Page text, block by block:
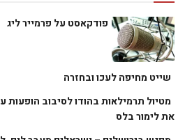
פודקאסט על פרמייר ליג
שייט מחיפה לעכו ובחזרה
מטיול תרמילאות בהודו לסיבוב הופעות
את לימור בלס